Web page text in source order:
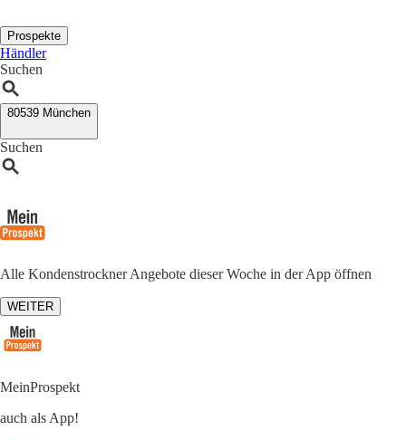
Prospekte
Händler
Suchen
80539 München
Suchen
Alle Kondenstrockner Angebote dieser Woche in der App öffnen
WEITER
MeinProspekt
auch als App!